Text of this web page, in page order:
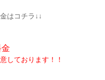
はコチラ↓↓
しております！！